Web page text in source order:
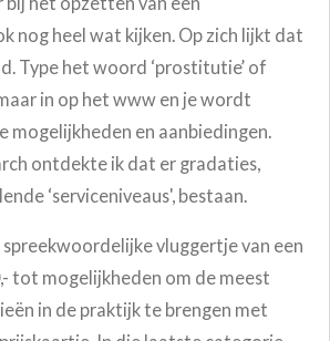
nog heel wat kijken. Op zich lijkt dat
Type het woord ‘prostitutie’ of
in op het www en je wordt
mogelijkheden en aanbiedingen.
ontdekte ik dat er gradaties,
‘serviceniveaus', bestaan.
vluggertje van een
tot mogelijkheden om de meest
in de praktijk te brengen met